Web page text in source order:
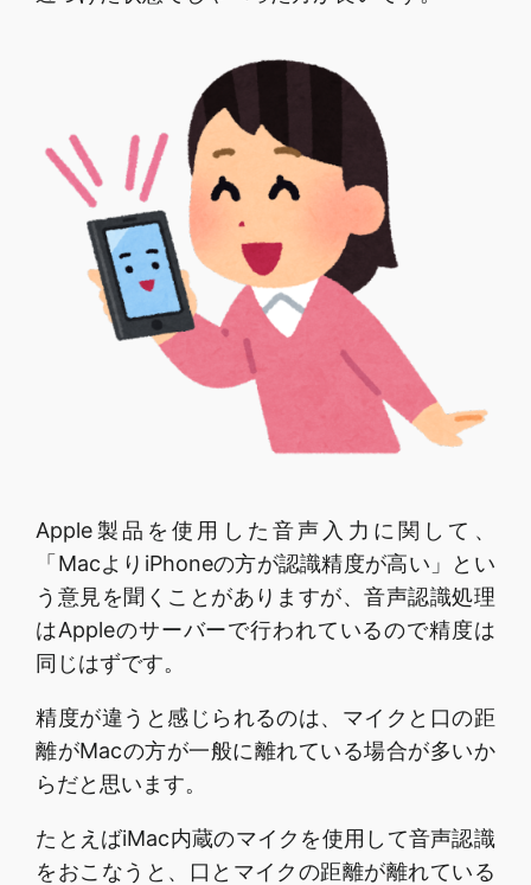
Apple製品を使用した音声入力に関して、
「MacよりiPhoneの方が認識精度が高い」とい
う意見を聞くことがありますが、音声認識処理
はAppleのサーバーで行われているので精度は
同じはずです。
精度が違うと感じられるのは、マイクと口の距
離がMacの方が一般に離れている場合が多いか
らだと思います。
たとえばiMac内蔵のマイクを使用して音声認識
をおこなうと、口とマイクの距離が離れている